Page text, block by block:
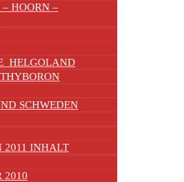
HOORN –
SCHWEDEN
2011 INHALT
2010